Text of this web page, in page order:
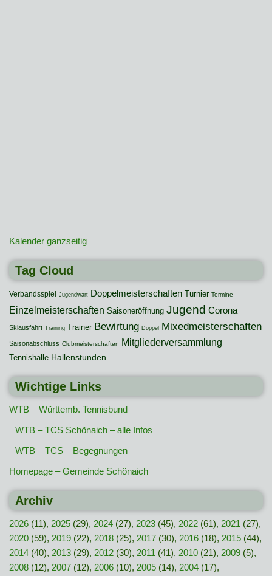
Kalender ganzseitig
Tag Cloud
Verbandsspiel Jugendwart Doppelmeisterschaften Turnier Termine
Einzelmeisterschaften Saisoneröffnung Jugend Corona
Skiausfahrt Training Trainer Bewirtung Doppel Mixedmeisterschaften
Saisonabschluss Clubmeisterschaften Mitgliederversammlung
Tennishalle Hallenstunden
Wichtige Links
WTB – Württemb. Tennisbund
WTB – TCS Schönaich – alle Infos
WTB – TCS – Begegnungen
Homepage – Gemeinde Schönaich
Archiv
2026 (11), 2025 (29), 2024 (27), 2023 (45), 2022 (61), 2021 (27),
2020 (59), 2019 (22), 2018 (25), 2017 (30), 2016 (18), 2015 (44),
2014 (40), 2013 (29), 2012 (30), 2011 (41), 2010 (21), 2009 (5),
2008 (12), 2007 (12), 2006 (10), 2005 (14), 2004 (17),